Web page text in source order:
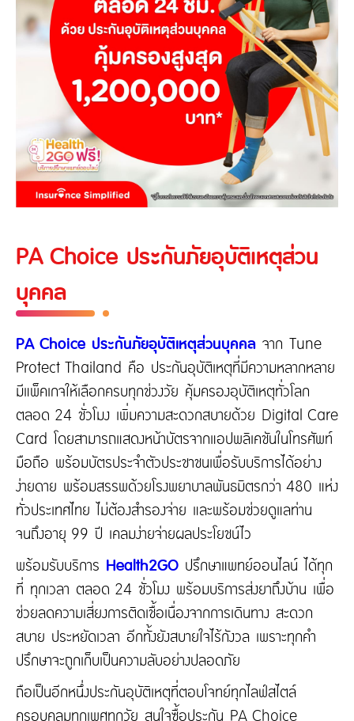
PA Choice ประกันภัยอุบัติเหตุส่วน
บุคคล
PA Choice ประกันภัยอุบัติเหตุส่วนบุคคล จาก Tune
Protect Thailand คือ ประกันอุบัติเหตุที่มีความหลากหลาย
มีแพ็คเกจให้เลือกครบทุกช่วงวัย คุ้มครองอุบัติเหตุทั่วโลก
ตลอด 24 ชั่วโมง เพิ่มความสะดวกสบายด้วย Digital Care
Card โดยสามารถแสดงหน้าบัตรจากแอปพลิเคชันในโทรศัพท์
มือถือ พร้อมบัตรประจำตัวประชาชนเพื่อรับบริการได้อย่าง
ง่ายดาย พร้อมสรรพด้วยโรงพยาบาลพันธมิตรกว่า 480 แห่ง
ทั่วประเทศไทย ไม่ต้องสำรองจ่าย และพร้อมช่วยดูแลท่าน
จนถึงอายุ 99 ปี เคลมง่ายจ่ายผลประโยชน์ไว
พร้อมรับบริการ Health2GO ปรึกษาแพทย์ออนไลน์ ได้ทุก
ที่ ทุกเวลา ตลอด 24 ชั่วโมง พร้อมบริการส่งยาถึงบ้าน เพื่อ
ช่วยลดความเสี่ยงการติดเชื้อเนื่องจากการเดินทาง สะดวก
สบาย ประหยัดเวลา อีกทั้งยังสบายใจไร้กังวล เพราะทุกคำ
ปรึกษาจะถูกเก็บเป็นความลับอย่างปลอดภัย
ถือเป็นอีกหนึ่งประกันอุบัติเหตุที่ตอบโจทย์ทุกไลฟ์สไตล์